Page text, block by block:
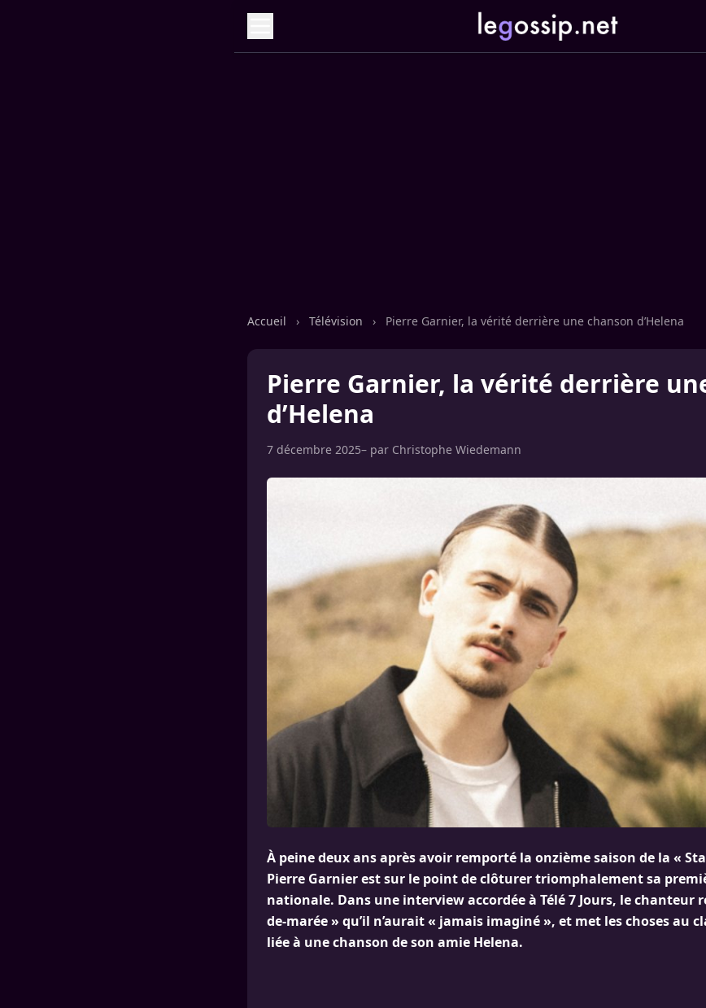
Accueil › Télévision › Pierre Garnier, la vérité derrière une chanson d’Helena
Pierre Garnier, la vérité derrière
d’Helena
7 décembre 2025– par Christophe Wiedemann
À peine deux ans après avoir remporté la onzième saison de la «
Pierre Garnier est sur le point de clôturer triomphalement sa
nationale. Dans une interview accordée à Télé 7 Jours, le chanteur
de-marée » qu’il n’aurait « jamais imaginé », et met les choses au
liée à une chanson de son amie Helena.